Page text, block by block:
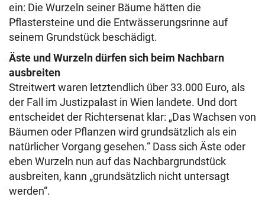
ein: Die Wurzeln seiner Bäume hätten die
Pflastersteine und die Entwässerungsrinne auf
seinem Grundstück beschädigt.
Äste und Wurzeln dürfen sich beim Nachbarn
ausbreiten
Streitwert waren letztendlich über 33.000 Euro, als
der Fall im Justizpalast in Wien landete. Und dort
entscheidet der Richtersenat klar: „Das Wachsen von
Bäumen oder Pflanzen wird grundsätzlich als ein
natürlicher Vorgang gesehen.“ Dass sich Äste oder
eben Wurzeln nun auf das Nachbargrundstück
ausbreiten, kann „grundsätzlich nicht untersagt
werden“.